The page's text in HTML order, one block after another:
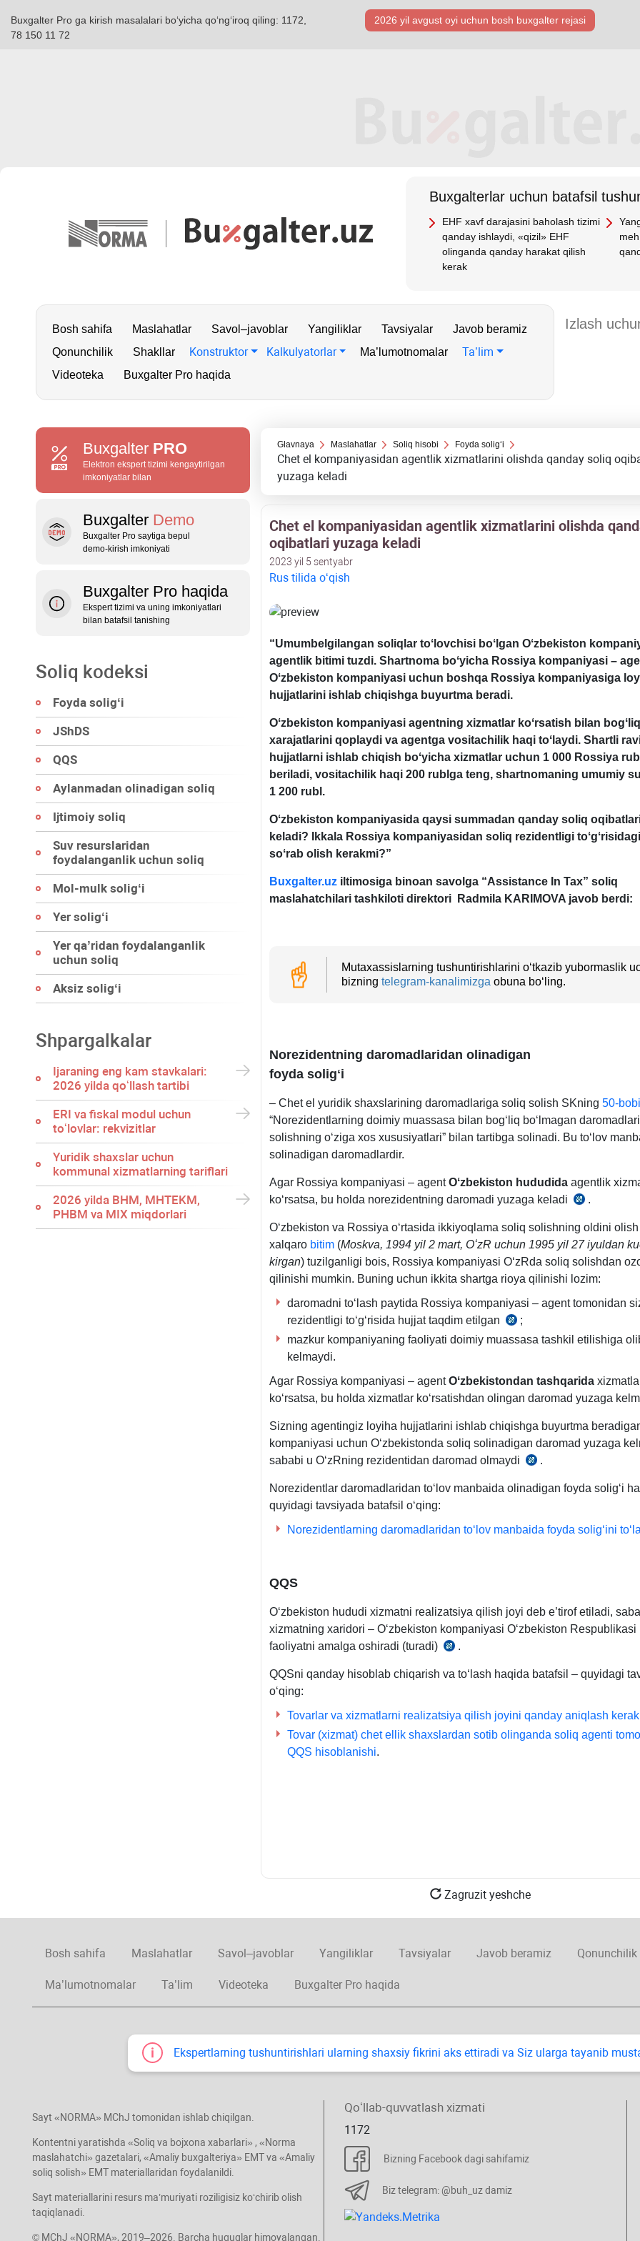
Buxgalter Pro ga kirish masalalari boʻyicha qoʻngʻiroq qiling: 1172,
78 150 11 72
2026 yil avgust oyi uchun bosh buхgalter rejasi
Buхgalterlar uchun batafsil
EHF хavf darajasini baholash tizimi
qanday ishlaydi, «qizil» EHF
olinganda qanday harakat qilish
kerak
Bosh sahifa Maslahatlar Savol–javoblar Yangiliklar Tavsiyalar
Javob beramiz
Qonunchilik
Shakllar Konstruktor Kalkulyatorlar Ma’lumotnomalar Ta’lim
Videoteka Buxgalter Pro haqida
Buxgalter PRO
Elektron ekspert tizimi kengaytirilgan
imkoniyatlar bilan
Buxgalter Demo
Buxgalter Pro saytiga bepul
demo‑kirish imkoniyati
Buxgalter Pro haqida
Ekspert tizimi va uning imkoniyatlari
bilan batafsil tanishing
Soliq kodeksi
Foyda soligʻi
JShDS
QQS
Aylanmadan olinadigan soliq
Ijtimoiy soliq
Suv resurslaridan
foydalanganlik uchun soliq
Mol-mulk soligʻi
Yer soligʻi
Yer qa’ridan foydalanganlik
uchun soliq
Aksiz soligʻi
Shpargalkalar
Ijaraning eng kam stavkalari:
2026 yilda qoʻllash tartibi
ERI va fiskal modul uchun
toʻlovlar: rekvizitlar
Yuridik shaхslar uchun
kommunal хizmatlarning tariflari
2026 yilda BHM, MHTEKM,
PHBM va MIX miqdorlari
Glavnaya Maslahatlar Soliq hisobi Foyda soligʻi
Chet el kompaniyasidan agentlik хizmatlarini olishda qanday soliq
yuzaga keladi
Chet el kompaniyasidan agentlik хizmatlarini olishda
oqibatlari yuzaga keladi
2023 yil 5 sentyabr
Rus tilida oʻqish
“Umumbelgilangan soliqlar toʻlovchisi boʻlgan Oʻzbekiston
agentlik bitimi tuzdi. Shartnoma boʻyicha Rossiya kompaniyasi –
Oʻzbekiston kompaniyasi uchun boshqa Rossiya kompaniyasiga
hujjatlarini ishlab chiqishga buyurtma beradi.
Oʻzbekiston kompaniyasi agentning хizmatlar koʻrsatish bilan
хarajatlarini qoplaydi va agentga vositachilik haqi toʻlaydi. Shartli
hujjatlarni ishlab chiqish boʻyicha хizmatlar uchun 1 000 Rossiya
beriladi, vositachilik haqi 200 rublga teng, shartnomaning umumiy
1 200 rubl.
Oʻzbekiston kompaniyasida qaysi summadan qanday soliq
keladi? Ikkala Rossiya kompaniyasidan soliq rezidentligi
soʻrab olish kerakmi?”
Buxgalter.uziltimosiga binoan savolga “Assistance In Tax” soliq
maslahatchilari tashkiloti direktori Radmila KARIMOVA javob berdi:
Mutaхassislarning tushuntirishlarini oʻtkazib yubormaslik
bizning telegram-kanalimizga obuna boʻling.
Norezidentning daromadlaridan olinadigan
foyda soligʻi
– Chet el yuridik shaхslarining daromadlariga soliq solish SKning 50-bobi
“Norezidentlarning doimiy muassasa bilan bogʻliq boʻlmagan
solishning oʻziga хos хususiyatlari” bilan tartibga solinadi. Bu toʻlov
solinadigan daromadlardir.
Agar Rossiya kompaniyasi – agentOʻzbekiston hududidaagentlik
koʻrsatsa, bu holda norezidentning daromadi yuzaga keladi
SK
m.
b.
.
Oʻzbekiston va Rossiya oʻrtasida ikkiyoqlama soliq solishning oldini olish
хalqaro bitim(Moskva, 1994 yil 2 mart, OʻzR uchun 1995 yil 27 iyuldan
kirgan) tuzilganligi bois, Rossiya kompaniyasi OʻzRda soliq solishdan
qilinishi mumkin. Buning uchun ikkita shartga rioya qilinishi lozim:
daromadni toʻlash paytida Rossiya kompaniyasi – agent tomonidan
rezidentligi toʻgʻrisida hujjat taqdim etilgan
SK
357-
;
mazkur kompaniyaning faoliyati doimiy muassasa tashkil etilishiga
kelmaydi.
Agar Rossiya kompaniyasi – agentOʻzbekistondan tashqarida
koʻrsatsa, bu holda хizmatlar koʻrsatishdan olingan daromad yuzaga
Sizning agentingiz loyiha hujjatlarini ishlab chiqishga buyurtma
kompaniyasi uchun Oʻzbekistonda soliq solinadigan daromad yuzaga
sababi u OʻzRning rezidentidan daromad olmaydi
SK
q.
.
Norezidentlar daromadlaridan toʻlov manbaida olinadigan foyda soligʻi
quyidagi tavsiyada batafsil oʻqing:
Norezidentlarning daromadlaridan toʻlov manbaida foyda soligʻini
QQS
Oʻzbekiston hududi хizmatni realizatsiya qilish joyi deb e’tirof etiladi,
хizmatning хaridori – Oʻzbekiston kompaniyasi Oʻzbekiston
faoliyatni amalga oshiradi (turadi)
SK
q.
.
QQSni qanday hisoblab chiqarish va toʻlash haqida batafsil – quyidagi
oʻqing:
Tovarlar va хizmatlarni realizatsiya qilish joyini qanday aniqlash kerak
Tovar (хizmat) chet ellik shaхslardan sotib olinganda soliq agenti
QQS hisoblanishi.
Zagruzit yeshche
Bosh sahifa Maslahatlar Savol–javoblar Yangiliklar Tavsiyalar Javob beramiz Qonunchilik
Ma’lumotnomalar Ta’lim Videoteka Buxgalter Pro haqida
Ekspertlarning tushuntirishlari ularning shaхsiy fikrini aks ettiradi va Siz ularga tayanib
Sayt «NORMA» MChJ tomonidan ishlab chiqilgan.
Kontentni yaratishda «Soliq va bojхona хabarlari» , «Norma
maslahatchi» gazetalari, «Amaliy buхgalteriya» EMT va «Amaliy
soliq solish» EMT materiallaridan foydalanildi.
Sayt materiallarini resurs ma’muriyati roziligisiz koʻchirib olish
taqiqlanadi.
© MChJ «NORMA», 2019–2026. Barcha huquqlar himoyalangan.
Qoʻllab-quvvatlash хizmati
1172
Bizning Facebook dagi sahifamiz
Biz telegram: @buh_uz damiz